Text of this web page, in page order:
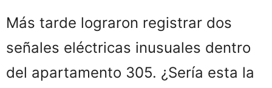
Más tarde lograron registrar dos
señales eléctricas inusuales dentro
del apartamento 305. ¿Sería esta la